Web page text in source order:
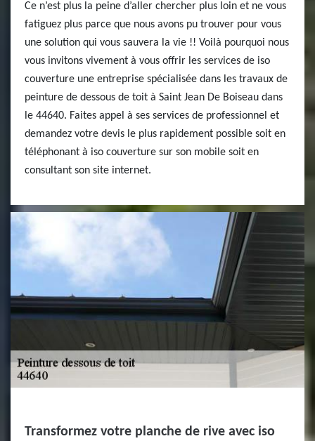
Ce n’est plus la peine d’aller chercher plus loin et ne vous
fatiguez plus parce que nous avons pu trouver pour vous
une solution qui vous sauvera la vie !! Voilà pourquoi nous
vous invitons vivement à vous offrir les services de iso
couverture une entreprise spécialisée dans les travaux de
peinture de dessous de toit à Saint Jean De Boiseau dans
le 44640. Faites appel à ses services de professionnel et
demandez votre devis le plus rapidement possible soit en
téléphonant à iso couverture sur son mobile soit en
consultant son site internet.
Transformez votre planche de rive avec iso